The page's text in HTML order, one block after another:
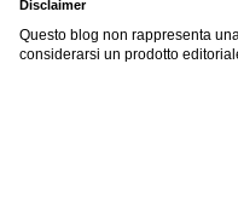
Disclaimer
Questo blog non rappresenta
considerarsi un prodotto